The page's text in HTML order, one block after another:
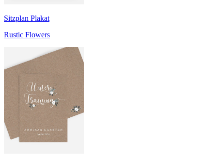
Sitzplan Plakat
Rustic Flowers